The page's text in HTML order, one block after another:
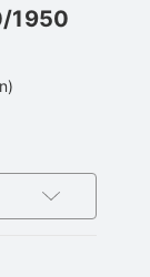
1950